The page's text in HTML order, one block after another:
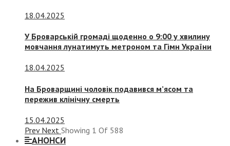
18.04.2025
У Броварській громаді щоденно о 9:00 у хвилину
мовчання лунатимуть метроном та Гімн України
18.04.2025
На Броварщині чоловік подавився м’ясом та
пережив клінічну смерть
15.04.2025
Prev Next Showing 1 Of 588
АНОНСИ